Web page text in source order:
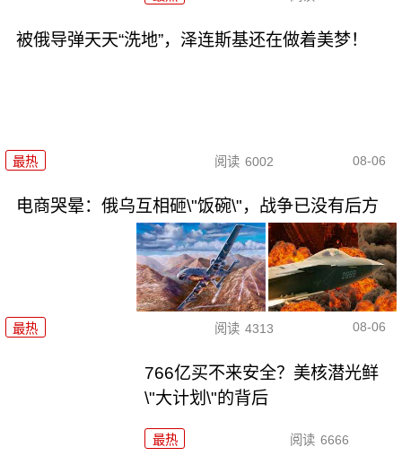
被俄导弹天天“洗地”，泽连斯基还在做着美梦！
最热 阅读 6002 08-06
电商哭晕：俄乌互相砸\"饭碗\"，战争已没有后方
最热 阅读 4313 08-06
766亿买不来安全？美核潜光鲜
\"大计划\"的背后
最热 阅读 6666